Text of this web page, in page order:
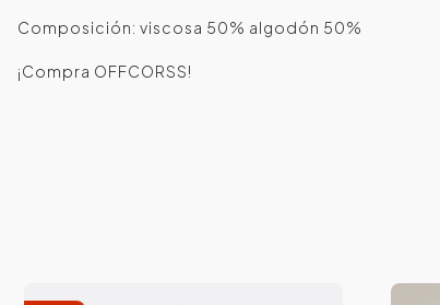
Composición: viscosa 50% algodón 50%
¡Compra OFFCORSS!